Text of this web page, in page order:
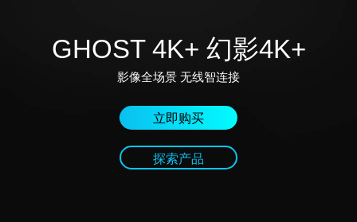
GHOST 4K+ 幻影4K+
影像全场景 无线智连接
立即购买
探索产品